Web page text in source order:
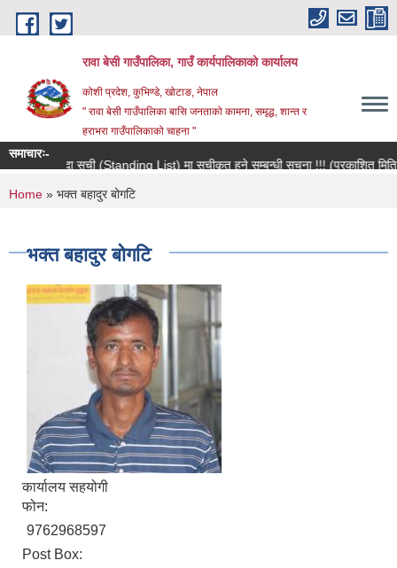
Skip to main content
रावा बेसी गाउँपालिका, गाउँ कार्यपालिकाको कार्यालय
कोशी प्रदेश, कुभिण्डे, खोटाङ, नेपाल
" रावा बेसी गाउँपालिका बासि जनताको कामना, समृद्ध, शान्त र
हराभरा गाउँपालिकाको चाहना "
समाचारः-
मौजुदा सूची (Standing List) मा सूचीकृत हुने सम्बन्धी सूचना !!! (प्रकाशित मिति
You are here
Home » भक्त बहादुर बोगटि
भक्त बहादुर बोगटि
कार्यालय सहयोगी
फोन:
9762968597
Post Box: